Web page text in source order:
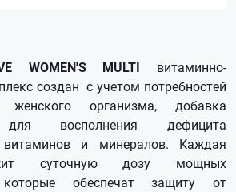
WOMEN'S MULTI витаминно-
создан с учетом потребностей
женского организма, добавка
для восполнения дефицита
витаминов и минералов. Каждая
суточную дозу мощных
которые обеспечат защиту от